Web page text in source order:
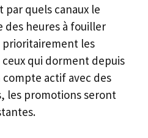
par quels canaux le
des heures à fouiller
prioritairement les
qui dorment depuis
compte actif avec des
les promotions seront